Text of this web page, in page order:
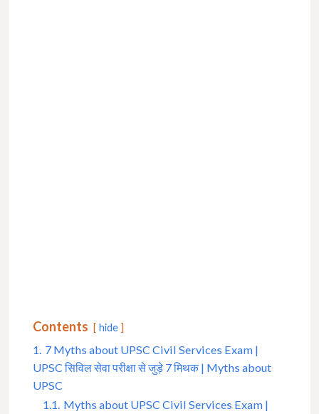
Contents hide
1. 7 Myths about UPSC Civil Services Exam |
UPSC सिविल सेवा परीक्षा से जुड़े 7 मिथक | Myths about
UPSC
1.1. Myths about UPSC Civil Services Exam |